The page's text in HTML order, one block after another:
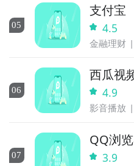
05
支付宝
4.5
金融理财
06
西瓜视
4.9
影音播放
07
QQ浏
3.9